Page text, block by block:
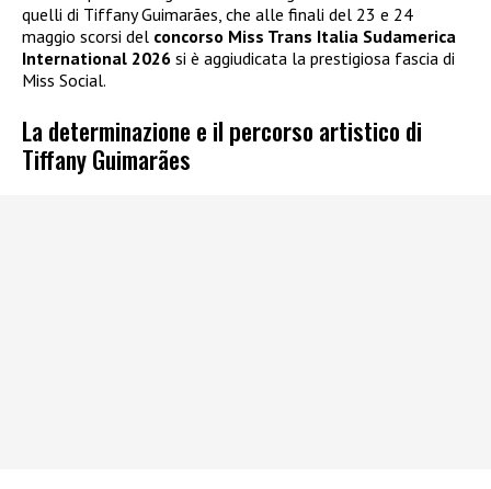
quelli di Tiffany Guimarães, che alle finali del 23 e 24
maggio scorsi del concorso Miss Trans Italia Sudamerica
International 2026 si è aggiudicata la prestigiosa fascia di
Miss Social.
La determinazione e il percorso artistico di
Tiffany Guimarães